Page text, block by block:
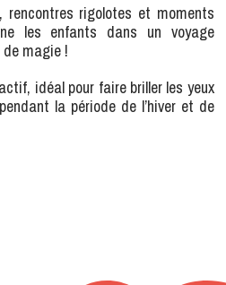
rencontres rigolotes et moments
les enfants dans un voyage
magie !
idéal pour faire briller les yeux
la période de l’hiver et de